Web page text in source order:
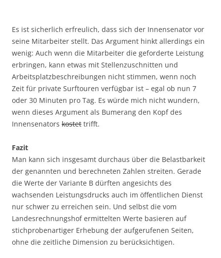
Es ist sicherlich erfreulich, dass sich der Innensenator vor
seine Mitarbeiter stellt. Das Argument hinkt allerdings ein
wenig: Auch wenn die Mitarbeiter die geforderte Leistung
erbringen, kann etwas mit Stellenzuschnitten und
Arbeitsplatzbeschreibungen nicht stimmen, wenn noch
Zeit für private Surftouren verfügbar ist – egal ob nun 7
oder 30 Minuten pro Tag. Es würde mich nicht wundern,
wenn dieses Argument als Bumerang den Kopf des
Innensenators kostet trifft.
Fazit
Man kann sich insgesamt durchaus über die Belastbarkeit
der genannten und berechneten Zahlen streiten. Gerade
die Werte der Variante B dürften angesichts des
wachsenden Leistungsdrucks auch im öffentlichen Dienst
nur schwer zu erreichen sein. Und selbst die vom
Landesrechnungshof ermittelten Werte basieren auf
stichprobenartiger Erhebung der aufgerufenen Seiten,
ohne die zeitliche Dimension zu berücksichtigen.